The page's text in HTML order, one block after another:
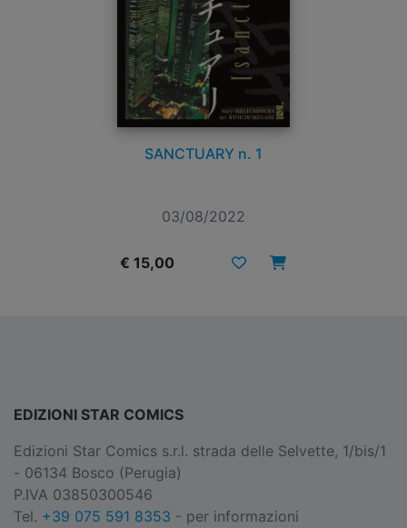
SANCTUARY n. 1
03/08/2022
€ 15,00
EDIZIONI STAR COMICS
Edizioni Star Comics s.r.l. strada delle Selvette, 1/bis/1
- 06134 Bosco (Perugia)
P.IVA 03850300546
Tel. +39 075 591 8353 - per informazioni